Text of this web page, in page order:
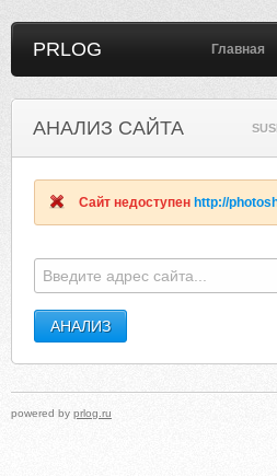
PRLOG Главная
АНАЛИЗ САЙТА
Сайт недоступен http://
powered by prlog.ru